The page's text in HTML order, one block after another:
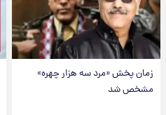
زمان پخش «مرد سه هزار چهره»
مشخص شد